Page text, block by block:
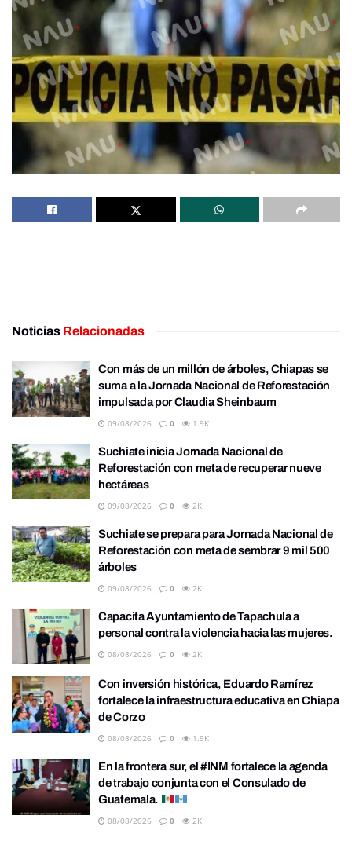
Noticias Relacionadas
Con más de un millón de árboles, Chiapas se
suma a la Jornada Nacional de Reforestación
impulsada por Claudia Sheinbaum
09/08/2026 0 1.9K
Suchiate inicia Jornada Nacional de
Reforestación con meta de recuperar nueve
hectáreas
09/08/2026 0 2K
Suchiate se prepara para Jornada Nacional de
Reforestación con meta de sembrar 9 mil 500
árboles
09/08/2026 0 2K
Capacita Ayuntamiento de Tapachula a
personal contra la violencia hacia las mujeres.
08/08/2026 0 2K
Con inversión histórica, Eduardo Ramírez
fortalece la infraestructura educativa en Chiapa
de Corzo
08/08/2026 0 1.9K
En la frontera sur, el #INM fortalece la agenda
de trabajo conjunta con el Consulado de
Guatemala.
08/08/2026 0 2K